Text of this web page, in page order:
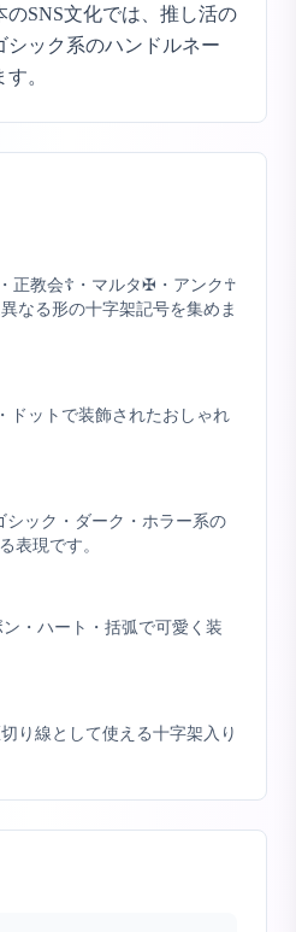
のSNS文化では、推し活の
シック系のハンドルネー
。
正教会☦・マルタ✠・アンク☥
なる形の十字架記号を集めま
ドットで装飾されたおしゃれ
ク・ダーク・ホラー系の
表現です。
・ハート・括弧で可愛く装
り線として使える十字架入り